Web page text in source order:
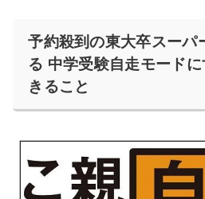
予約殺到の東大卒スーパ
る 中学受験自走モード
きること